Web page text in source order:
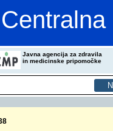
Javna agencija za zdravila
in medicinske pripomočke